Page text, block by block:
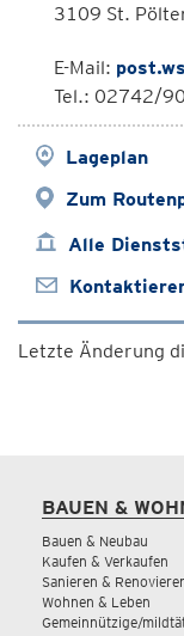
3109 St.
E-Mail:
Tel.: 02742/
Lageplan
Zum
Alle
Letzte Änderung
BAUEN &
Bauen & Neubau
Kaufen & Verkaufen
Sanieren &
Wohnen & Leben
Gemeinnützige/